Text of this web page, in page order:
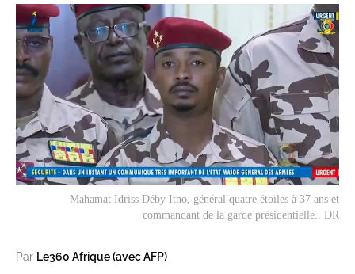
Mahamat Idriss Déby Itno, général quatre étoiles à 37 ans et
commandant de la garde présidentielle.. DR
Par Le360 Afrique (avec AFP)